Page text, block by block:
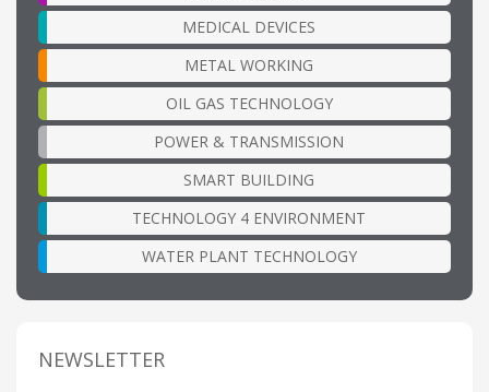
MEDICAL DEVICES
METAL WORKING
OIL GAS TECHNOLOGY
POWER & TRANSMISSION
SMART BUILDING
TECHNOLOGY 4 ENVIRONMENT
WATER PLANT TECHNOLOGY
NEWSLETTER